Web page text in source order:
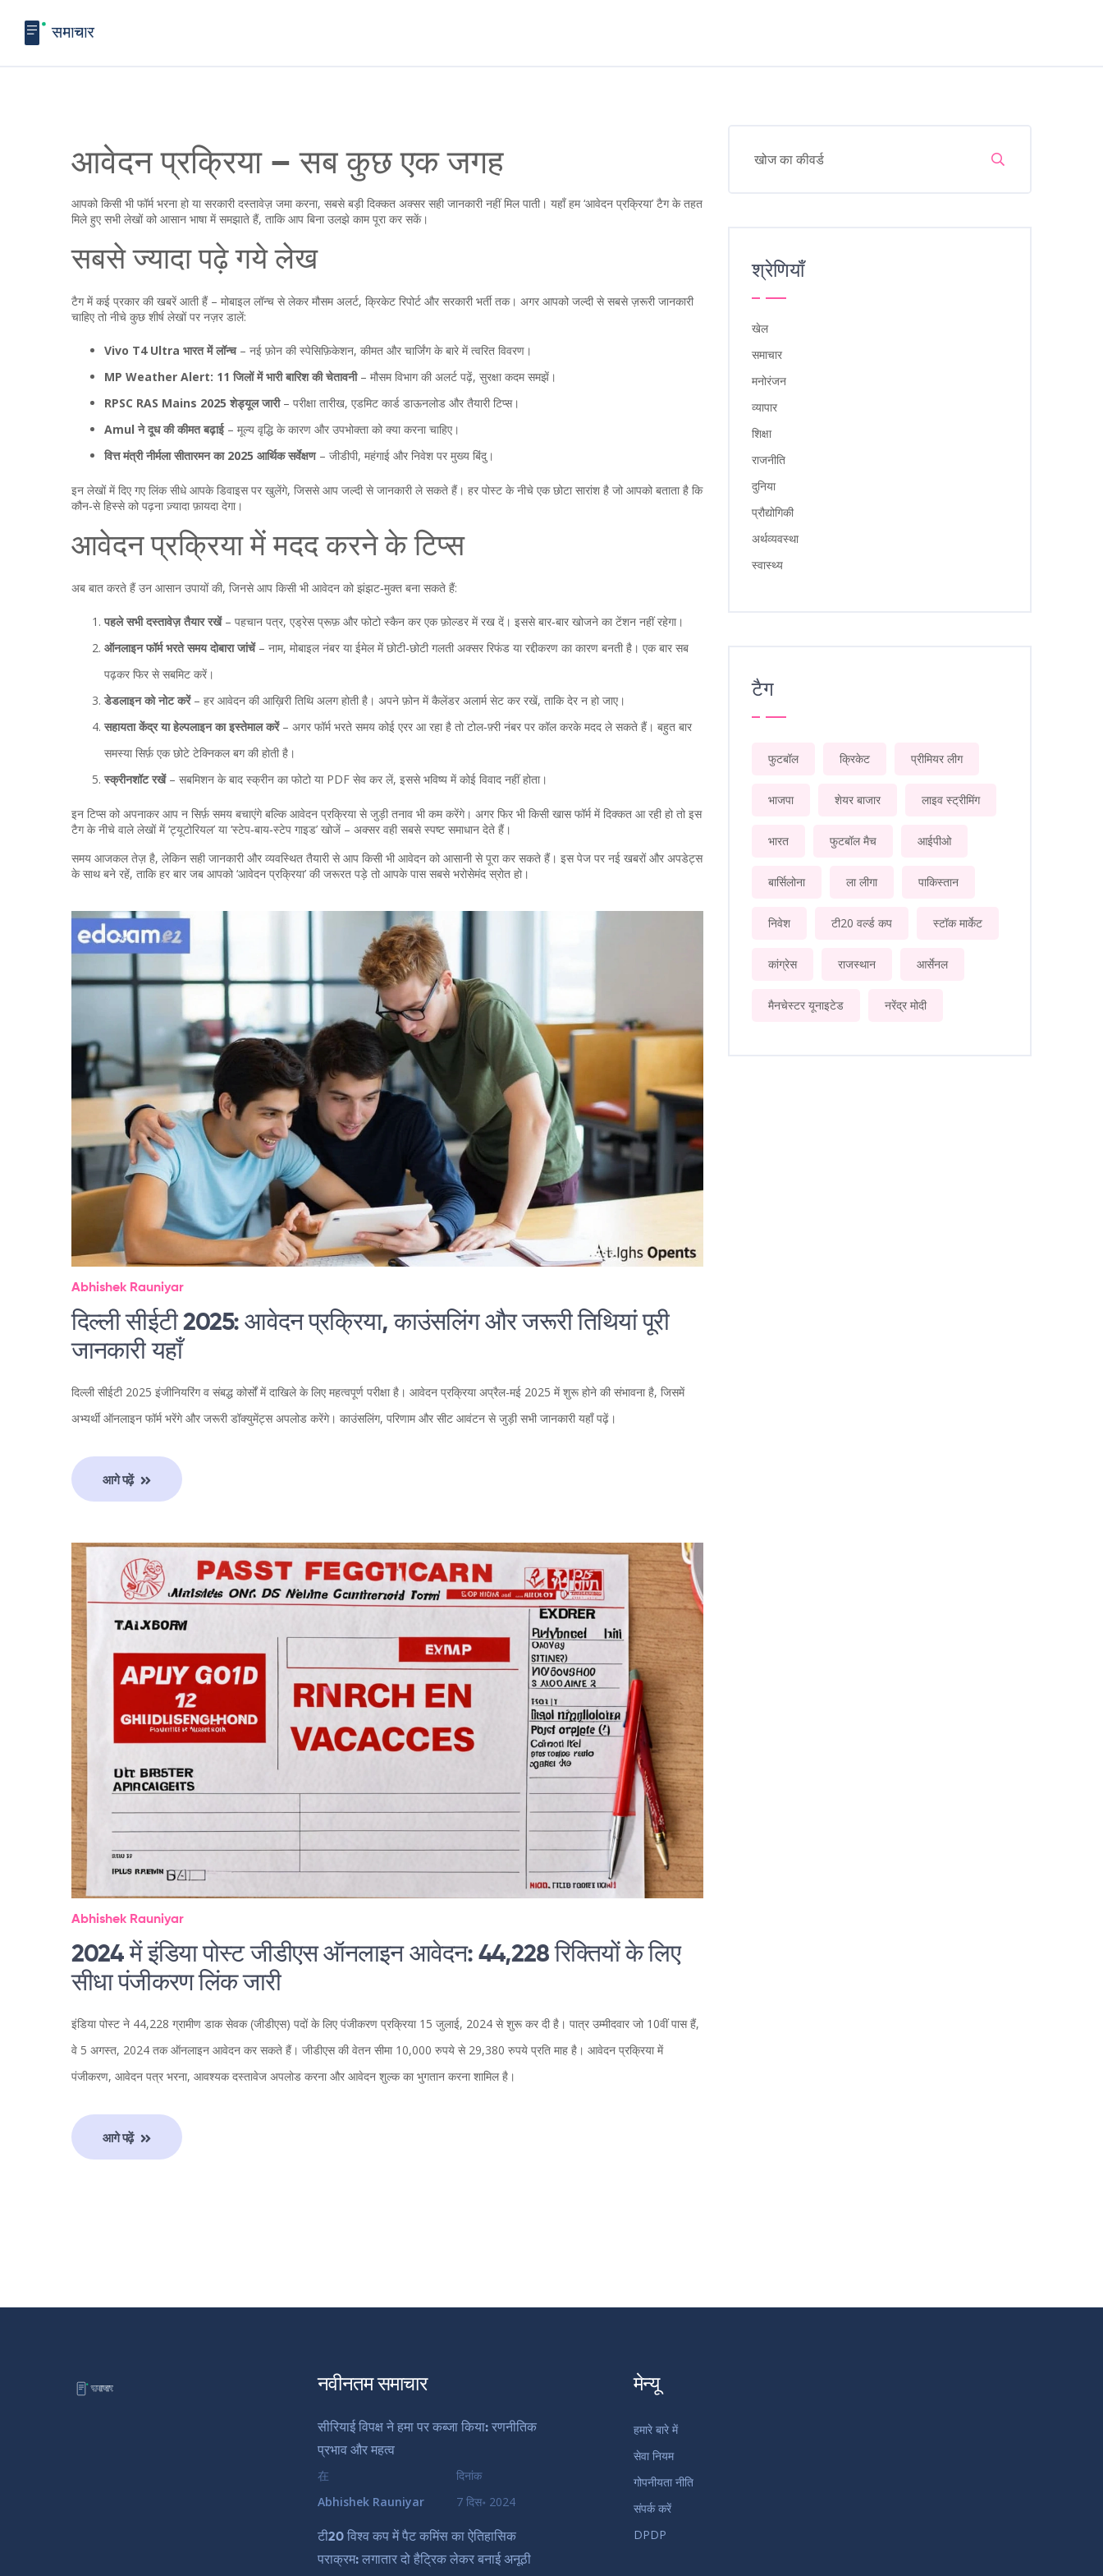
आवेदन प्रक्रिया – सब कुछ एक जगह
आपको किसी भी फॉर्म भरना हो या सरकारी दस्तावेज़ जमा करना, सबसे बड़ी दिक्कत अक्सर सही जानकारी नहीं मिल पाती। यहाँ हम ‘आवेदन प्रक्रिया’ टैग के तहत
मिले हुए सभी लेखों को आसान भाषा में समझाते हैं, ताकि आप बिना उलझे काम पूरा कर सकें।
सबसे ज्यादा पढ़े गये लेख
टैग में कई प्रकार की खबरें आती हैं – मोबाइल लॉन्च से लेकर मौसम अलर्ट, क्रिकेट रिपोर्ट और सरकारी भर्ती तक। अगर आपको जल्दी से सबसे ज़रूरी जानकारी
चाहिए तो नीचे कुछ शीर्ष लेखों पर नज़र डालें:
Vivo T4 Ultra भारत में लॉन्च– नई फ़ोन की स्पेसिफ़िकेशन, कीमत और चार्जिंग के बारे में त्वरित विवरण।
MP Weather Alert: 11 जिलों में भारी बारिश की चेतावनी– मौसम विभाग की अलर्ट पढ़ें, सुरक्षा कदम समझें।
RPSC RAS Mains 2025 शेड्यूल जारी– परीक्षा तारीख, एडमिट कार्ड डाऊनलोड और तैयारी टिप्स।
Amul ने दूध की कीमत बढ़ाई– मूल्य वृद्धि के कारण और उपभोक्ता को क्या करना चाहिए।
वित्त मंत्री नीर्मला सीतारमन का 2025 आर्थिक सर्वेक्षण– जीडीपी, महंगाई और निवेश पर मुख्य बिंदु।
इन लेखों में दिए गए लिंक सीधे आपके डिवाइस पर खुलेंगे, जिससे आप जल्दी से जानकारी ले सकते हैं। हर पोस्ट के नीचे एक छोटा सारांश है जो आपको बताता है कि
कौन‑से हिस्से को पढ़ना ज़्यादा फ़ायदा देगा।
आवेदन प्रक्रिया में मदद करने के टिप्स
अब बात करते हैं उन आसान उपायों की, जिनसे आप किसी भी आवेदन को झंझट‑मुक्त बना सकते हैं:
पहले सभी दस्तावेज़ तैयार रखें– पहचान पत्र, एड्रेस प्रूफ़ और फोटो स्कैन कर एक फ़ोल्डर में रख दें। इससे बार‑बार खोजने का टेंशन नहीं रहेगा।
ऑनलाइन फॉर्म भरते समय दोबारा जांचें– नाम, मोबाइल नंबर या ईमेल में छोटी-छोटी गलती अक्सर रिफंड या रद्दीकरण का कारण बनती है। एक बार सब
पढ़कर फिर से सबमिट करें।
डेडलाइन को नोट करें– हर आवेदन की आख़िरी तिथि अलग होती है। अपने फ़ोन में कैलेंडर अलार्म सेट कर रखें, ताकि देर न हो जाए।
सहायता केंद्र या हेल्पलाइन का इस्तेमाल करें– अगर फॉर्म भरते समय कोई एरर आ रहा है तो टोल‑फ़्री नंबर पर कॉल करके मदद ले सकते हैं। बहुत बार
समस्या सिर्फ़ एक छोटे टेक्निकल बग की होती है।
स्क्रीनशॉट रखें– सबमिशन के बाद स्क्रीन का फोटो या PDF सेव कर लें, इससे भविष्य में कोई विवाद नहीं होता।
इन टिप्स को अपनाकर आप न सिर्फ़ समय बचाएंगे बल्कि आवेदन प्रक्रिया से जुड़ी तनाव भी कम करेंगे। अगर फिर भी किसी खास फॉर्म में दिक्कत आ रही हो तो इस
टैग के नीचे वाले लेखों में ‘ट्यूटोरियल’ या ‘स्टेप‑बाय‑स्टेप गाइड’ खोजें – अक्सर वही सबसे स्पष्ट समाधान देते हैं।
समय आजकल तेज़ है, लेकिन सही जानकारी और व्यवस्थित तैयारी से आप किसी भी आवेदन को आसानी से पूरा कर सकते हैं। इस पेज पर नई खबरों और अपडेट्स
के साथ बने रहें, ताकि हर बार जब आपको ‘आवेदन प्रक्रिया’ की जरूरत पड़े तो आपके पास सबसे भरोसेमंद स्रोत हो।
Abhishek Rauniyar
दिल्ली सीईटी 2025: आवेदन प्रक्रिया, काउंसलिंग और जरूरी तिथियां पूरी
जानकारी यहाँ
दिल्ली सीईटी 2025 इंजीनियरिंग व संबद्ध कोर्सों में दाखिले के लिए महत्वपूर्ण परीक्षा है। आवेदन प्रक्रिया अप्रैल-मई 2025 में शुरू होने की संभावना है, जिसमें
अभ्यर्थी ऑनलाइन फॉर्म भरेंगे और जरूरी डॉक्युमेंट्स अपलोड करेंगे। काउंसलिंग, परिणाम और सीट आवंटन से जुड़ी सभी जानकारी यहाँ पढ़ें।
आगे पढ़ें
Abhishek Rauniyar
2024 में इंडिया पोस्ट जीडीएस ऑनलाइन आवेदन: 44,228 रिक्तियों के लिए
सीधा पंजीकरण लिंक जारी
इंडिया पोस्ट ने 44,228 ग्रामीण डाक सेवक (जीडीएस) पदों के लिए पंजीकरण प्रक्रिया 15 जुलाई, 2024 से शुरू कर दी है। पात्र उम्मीदवार जो 10वीं पास हैं,
वे 5 अगस्त, 2024 तक ऑनलाइन आवेदन कर सकते हैं। जीडीएस की वेतन सीमा 10,000 रुपये से 29,380 रुपये प्रति माह है। आवेदन प्रक्रिया में
पंजीकरण, आवेदन पत्र भरना, आवश्यक दस्तावेज अपलोड करना और आवेदन शुल्क का भुगतान करना शामिल है।
आगे पढ़ें
श्रेणियाँ
खेल
समाचार
मनोरंजन
व्यापार
शिक्षा
राजनीति
दुनिया
प्रौद्योगिकी
अर्थव्यवस्था
स्वास्थ्य
टैग
फुटबॉल क्रिकेट प्रीमियर लीग
भाजपा शेयर बाजार लाइव स्ट्रीमिंग
भारत फुटबॉल मैच आईपीओ
बार्सिलोना ला लीगा पाकिस्तान
निवेश टी20 वर्ल्ड कप स्टॉक मार्केट
कांग्रेस राजस्थान आर्सेनल
मैनचेस्टर यूनाइटेड नरेंद्र मोदी
नवीनतम समाचार
सीरियाई विपक्ष ने हमा पर कब्जा किया: रणनीतिक
प्रभाव और महत्व
在
Abhishek Rauniyar
दिनांक
7 दिस॰ 2024
टी20 विश्व कप में पैट कमिंस का ऐतिहासिक
पराक्रम: लगातार दो हैट्रिक लेकर बनाई अनूठी
मेन्यू
हमारे बारे में
सेवा नियम
गोपनीयता नीति
संपर्क करें
DPDP